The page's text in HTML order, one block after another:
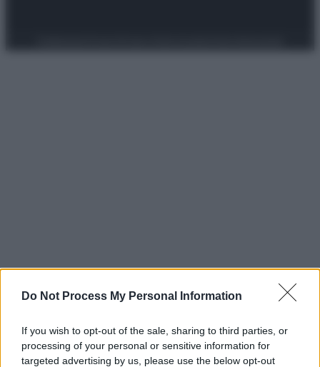
Do Not Process My Personal Information
If you wish to opt-out of the sale, sharing to third parties, or
processing of your personal or sensitive information for
targeted advertising by us, please use the below opt-out